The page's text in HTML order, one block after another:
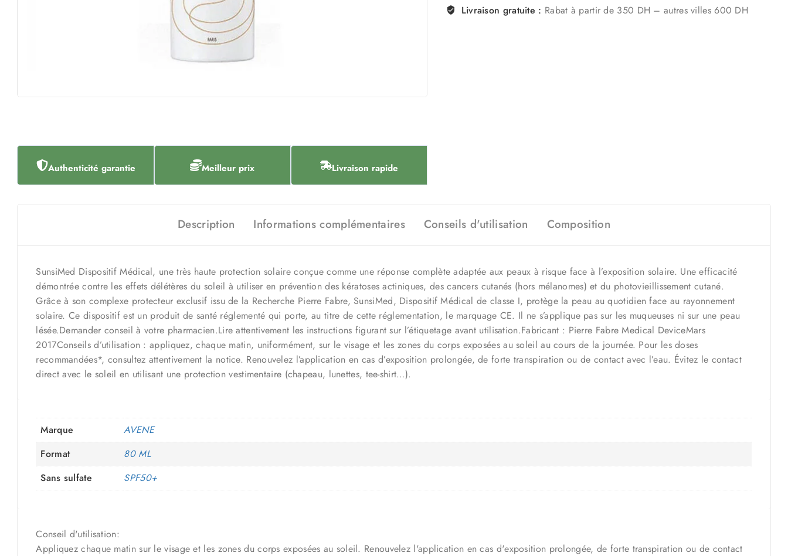
Authenticité garantie Meilleur prix Livraison rapide
Livraison gratuite : Rabat à partir de 350 DH – autres villes 600 DH
Description Informations complémentaires Conseils d'utilisation Composition
SunsiMed Dispositif Médical, une très haute protection solaire conçue comme une réponse complète adaptée aux peaux à risque face à l’exposition solaire. Une efficacité
démontrée contre les effets délétères du soleil à utiliser en prévention des kératoses actiniques, des cancers cutanés (hors mélanomes) et du photovieillissement cutané.
Grâce à son complexe protecteur exclusif issu de la Recherche Pierre Fabre, SunsiMed, Dispositif Médical de classe I, protège la peau au quotidien face au rayonnement
solaire. Ce dispositif est un produit de santé réglementé qui porte, au titre de cette réglementation, le marquage CE. Il ne s’applique pas sur les muqueuses ni sur une peau
lésée.Demander conseil à votre pharmacien.Lire attentivement les instructions figurant sur l’étiquetage avant utilisation.Fabricant : Pierre Fabre Medical DeviceMars
2017Conseils d’utilisation : appliquez, chaque matin, uniformément, sur le visage et les zones du corps exposées au soleil au cours de la journée. Pour les doses
recommandées*, consultez attentivement la notice. Renouvelez l’application en cas d’exposition prolongée, de forte transpiration ou de contact avec l’eau. Évitez le contact
direct avec le soleil en utilisant une protection vestimentaire (chapeau, lunettes, tee-shirt…).
Marque
AVENE
Format
80 ML
Sans sulfate
SPF50+
Conseil d'utilisation:
Appliquez chaque matin sur le visage et les zones du corps exposées au soleil. Renouvelez l'application en cas d'exposition prolongée, de forte transpiration ou de contact